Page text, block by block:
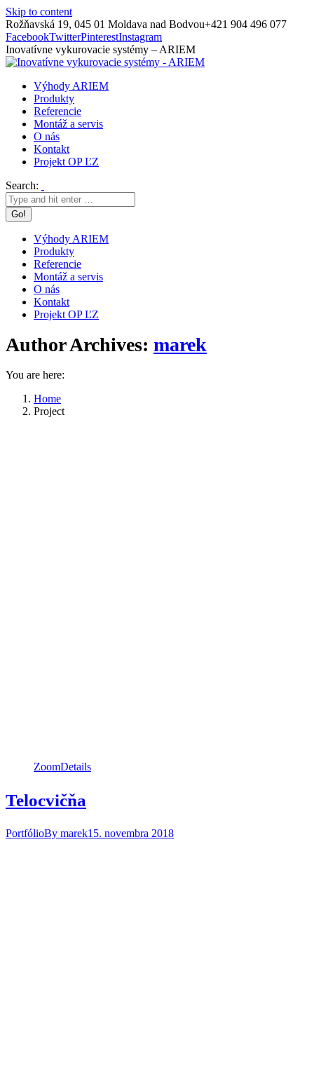
Skip to content
Rožňavská 19, 045 01 Moldava nad Bodvou+421 904 496 077
FacebookTwitterPinterestInstagram
Inovatívne vykurovacie systémy – ARIEM
Výhody ARIEM
Produkty
Referencie
Montáž a servis
O nás
Kontakt
Projekt OP ĽZ
Search:
Výhody ARIEM
Produkty
Referencie
Montáž a servis
O nás
Kontakt
Projekt OP ĽZ
Author Archives: marek
You are here:
Home
Project
ZoomDetails
Telocvičňa
PortfólioBy marek15. novembra 2018